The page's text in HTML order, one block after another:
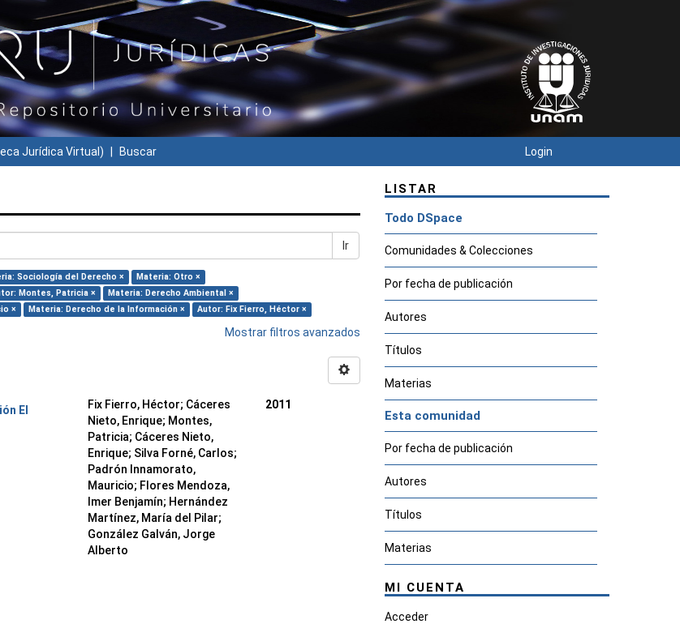
Jurídica Virtual) Buscar Login
Ir
Sociología del Derecho ×
Materia: Otro ×
Montes, Patricia ×
Materia: Derecho Ambiental ×
× Materia: Derecho de la Información × Autor: Fix Fierro, Héctor ×
Mostrar filtros avanzados
El
Fix Fierro, Héctor; Cáceres
Nieto, Enrique; Montes,
Patricia; Cáceres Nieto,
Enrique; Silva Forné, Carlos;
Padrón Innamorato,
Mauricio; Flores Mendoza,
Imer Benjamín; Hernández
Martínez, María del Pilar;
González Galván, Jorge
Alberto
2011
LISTAR
Todo DSpace
Comunidades & Colecciones
Por fecha de publicación
Autores
Títulos
Materias
Esta comunidad
Por fecha de publicación
Autores
Títulos
Materias
MI CUENTA
Acceder